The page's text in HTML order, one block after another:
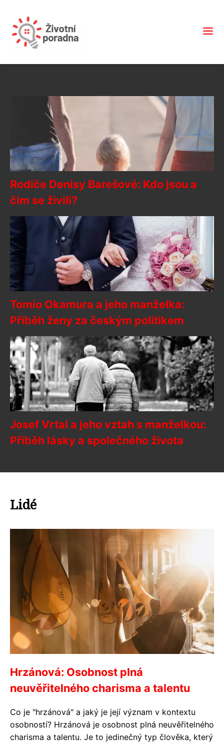
Rodiče Denisy Barešové: Kdo jsou a
čím se živili?
Tomio Okamura a jeho manželka:
Příběh ženy za českým politikem
Josef Vrtal a jeho vztah s manželkou:
Příběh lásky a společného života
Lidé
Hrzánová: Osobnost plná
neuvěřitelného charisma a talentu
Co je "hrzánová" a jaký je její význam v kontextu
osobností? Hrzánová je osobnost plná neuvěřitelného
charisma a talentu. Je to jedinečný typ člověka, který